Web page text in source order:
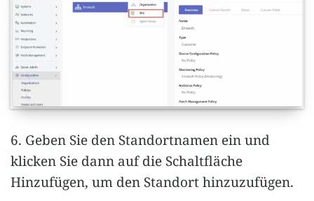
6. Geben Sie den Standortnamen ein und
klicken Sie dann auf die Schaltfläche
Hinzufügen, um den Standort hinzuzufügen.